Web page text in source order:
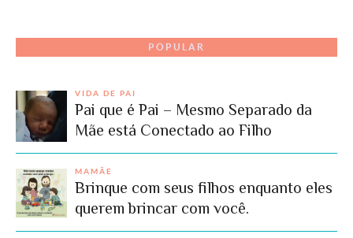
POPULAR
VIDA DE PAI
Pai que é Pai – Mesmo Separado da
Mãe está Conectado ao Filho
MAMÃE
Brinque com seus filhos enquanto eles
querem brincar com você.